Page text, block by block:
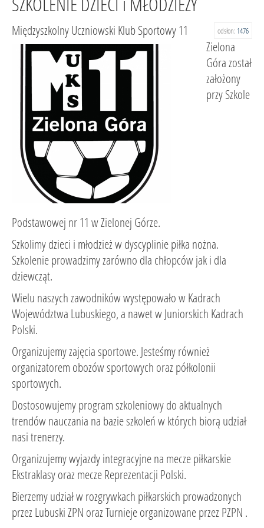
odsłon: 1476
Międzyszkolny Uczniowski Klub Sportowy 11
Zielona
Góra został
założony
przy Szkole
Podstawowej nr 11 w Zielonej Górze.
Szkolimy dzieci i młodzież w dyscyplinie piłka nożna.
Szkolenie prowadzimy zarówno dla chłopców jak i dla
dziewcząt.
Wielu naszych zawodników występowało w Kadrach
Województwa Lubuskiego, a nawet w Juniorskich Kadrach
Polski.
Organizujemy zajęcia sportowe. Jesteśmy również
organizatorem obozów sportowych oraz półkolonii
sportowych.
Dostosowujemy program szkoleniowy do aktualnych
trendów nauczania na bazie szkoleń w których biorą udział
nasi trenerzy.
Organizujemy wyjazdy integracyjne na mecze piłkarskie
Ekstraklasy oraz mecze Reprezentacji Polski.
Bierzemy udział w rozgrywkach piłkarskich prowadzonych
przez Lubuski ZPN oraz Turnieje organizowane przez PZPN .